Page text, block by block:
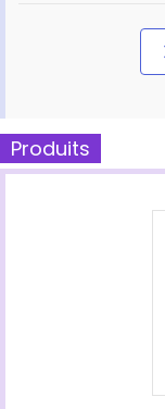
Produits